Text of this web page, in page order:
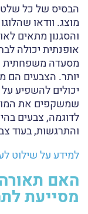
הבסיס של כל שלט
מוצג. וודאו
והסגנון מתאים
אופנתית יכולה
מסעדה משפחתית
יותר. הצבעים הם
יכולים להשפיע
שמשקפים את
לדוגמה, צבעים
והתרגשות, בעוד
למידע על שילוט
האם
מסייעת